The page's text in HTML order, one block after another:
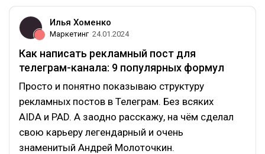
Илья Хоменко
Маркетинг 24.01.2024
Как написать рекламный пост для
телеграм-канала: 9 популярных формул
Просто и понятно показываю структуру
рекламных постов в Телеграм. Без всяких
AIDA и PAD. А заодно расскажу, на чём сделал
свою карьеру легендарный и очень
знаменитый Андрей Молоточкин.